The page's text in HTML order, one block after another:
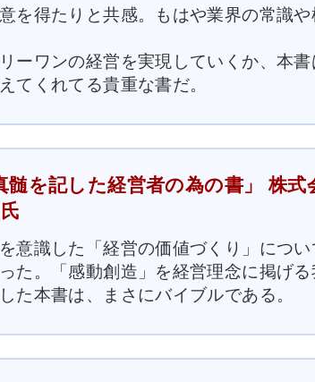
を得たりと共感。もはや業界の常識
ーワンの経営を実現していくか、本
てくれてる貴重な書だ。
髄を記した経営者の為の書」 株
意識した「経営の価値づくり」につ
た。「感動創造」を経営理念に掲げ
た本書は、まさにバイブルである。